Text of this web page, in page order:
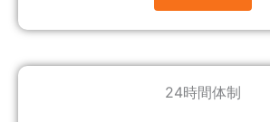
24時間体制